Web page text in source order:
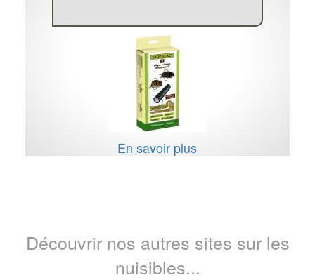
En savoir plus
Découvrir nos autres sites sur les
nuisibles...